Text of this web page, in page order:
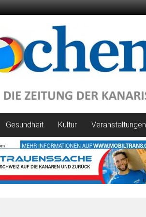
Gesundheit Kultur Veranstaltungen